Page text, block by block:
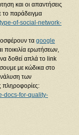
και οι απαντήσεις
το παράδειγμα
of-social-network-
τα google
ποικιλία ερωτήσεων,
δοθεί απλά το link
με κώδικα στο
των
πληροφορίες:
docs-for-quality-